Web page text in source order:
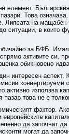
елемент.
Това
Липсата на мащабен
ситуации, в които
за БФБ.
активите си,
обикновено
интересен аспект.
конвертируеми
активно използва
пазар това не е
фактор.
европейските
да започнат
могат да